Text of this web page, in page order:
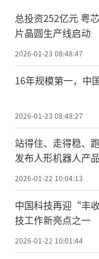
总投资252亿元 粤
片晶圆生产线启动
2026-01-23 08:48:47
16年规模第一，中
2026-01-23 08:48:27
站得住、走得稳、
发布人形机器人产
2026-01-22 10:04:13
中国科技再迎“丰
技工作新亮点之一
2026-01-22 10:01:44